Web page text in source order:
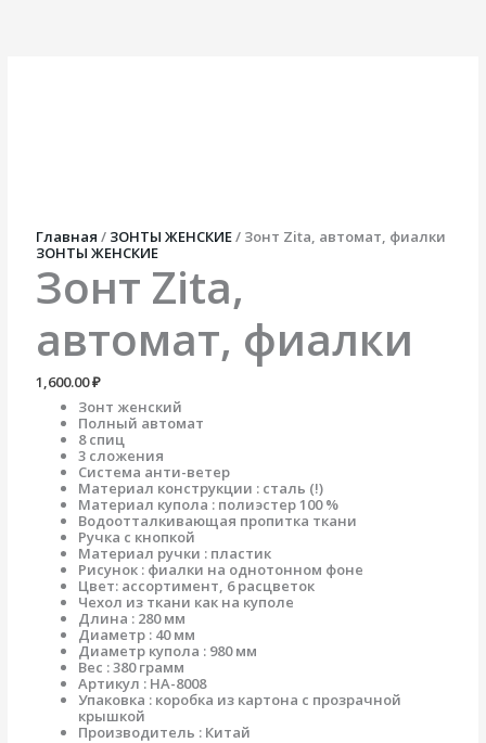
Главная / ЗОНТЫ ЖЕНСКИЕ/ Зонт Zita, автомат, фиалки
ЗОНТЫ ЖЕНСКИЕ
Зонт Zita,
автомат, фиалки
1,600.00₽
Зонт женский
Полный автомат
8 спиц
3 сложения
Система анти-ветер
Материал конструкции : сталь (!)
Материал купола : полиэстер 100 %
Водоотталкивающая пропитка ткани
Ручка с кнопкой
Материал ручки : пластик
Рисунок : фиалки на однотонном фоне
Цвет: ассортимент, 6 расцветок
Чехол из ткани как на куполе
Длина : 280 мм
Диаметр : 40 мм
Диаметр купола : 980 мм
Вес : 380 грамм
Артикул : НА-8008
Упаковка : коробка из картона с прозрачной
крышкой
Производитель : Китай